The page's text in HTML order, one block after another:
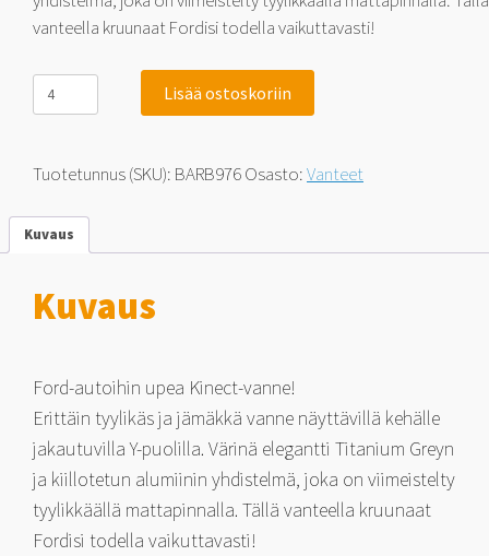
vanteella kruunaat Fordisi todella vaikuttavasti!
Barzetta
Kinect
TitaniumPolish
43
Lisää ostoskoriin
Tuotetunnus (SKU): BARB976Osasto:Vanteet
Kuvaus
Kuvaus
Ford-autoihin upea Kinect-vanne!
Erittäin tyylikäs ja jämäkkä vanne näyttävillä kehälle
jakautuvilla Y-puolilla. Värinä elegantti Titanium Greyn
ja kiillotetun alumiinin yhdistelmä, joka on viimeistelty
tyylikkäällä mattapinnalla. Tällä vanteella kruunaat
Fordisi todella vaikuttavasti!